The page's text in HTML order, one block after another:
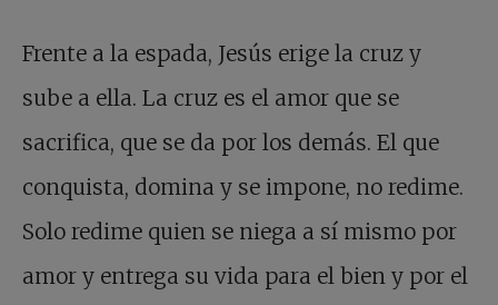
Frente a la espada, Jesús erige la cruz y
sube a ella. La cruz es el amor que se
sacrifica, que se da por los demás. El que
conquista, domina y se impone, no redime.
Solo redime quien se niega a sí mismo por
amor y entrega su vida para el bien y por el